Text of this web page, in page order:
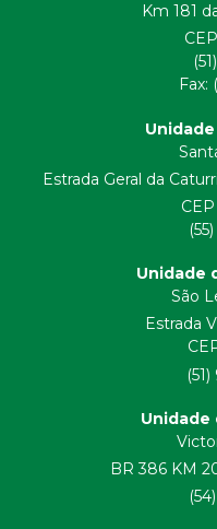
Km 181
Fax:
Estrada Geral da
Unidade
São
Estrada
Unidade
BR 386 KM